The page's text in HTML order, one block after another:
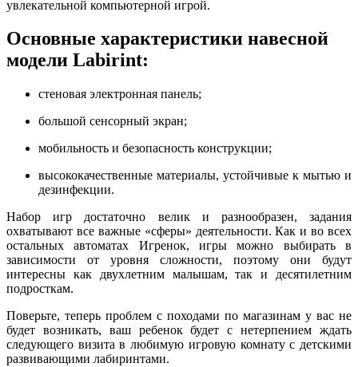
увлекательной компьютерной игрой.
Основные характеристики навесной
модели Labirint:
стеновая электронная панель;
большой сенсорный экран;
мобильность и безопасность конструкции;
высококачественные материалы, устойчивые к мытью и
дезинфекции.
Набор игр достаточно велик и разнообразен, задания
охватывают все важные «сферы» деятельности. Как и во всех
остальных автоматах Игренок, игры можно выбирать в
зависимости от уровня сложности, поэтому они будут
интересны как двухлетним малышам, так и десятилетним
подросткам.
Поверьте, теперь проблем с походами по магазинам у вас не
будет возникать, ваш ребенок будет с нетерпением ждать
следующего визита в любимую игровую комнату с детскими
развивающими лабиринтами.